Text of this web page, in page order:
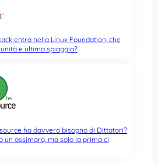
entra nella Linux Foundation, che
e ultima spiaggia?
source ha davvero bisogno di Dittatori?
un ossimoro, ma solo la prima ci